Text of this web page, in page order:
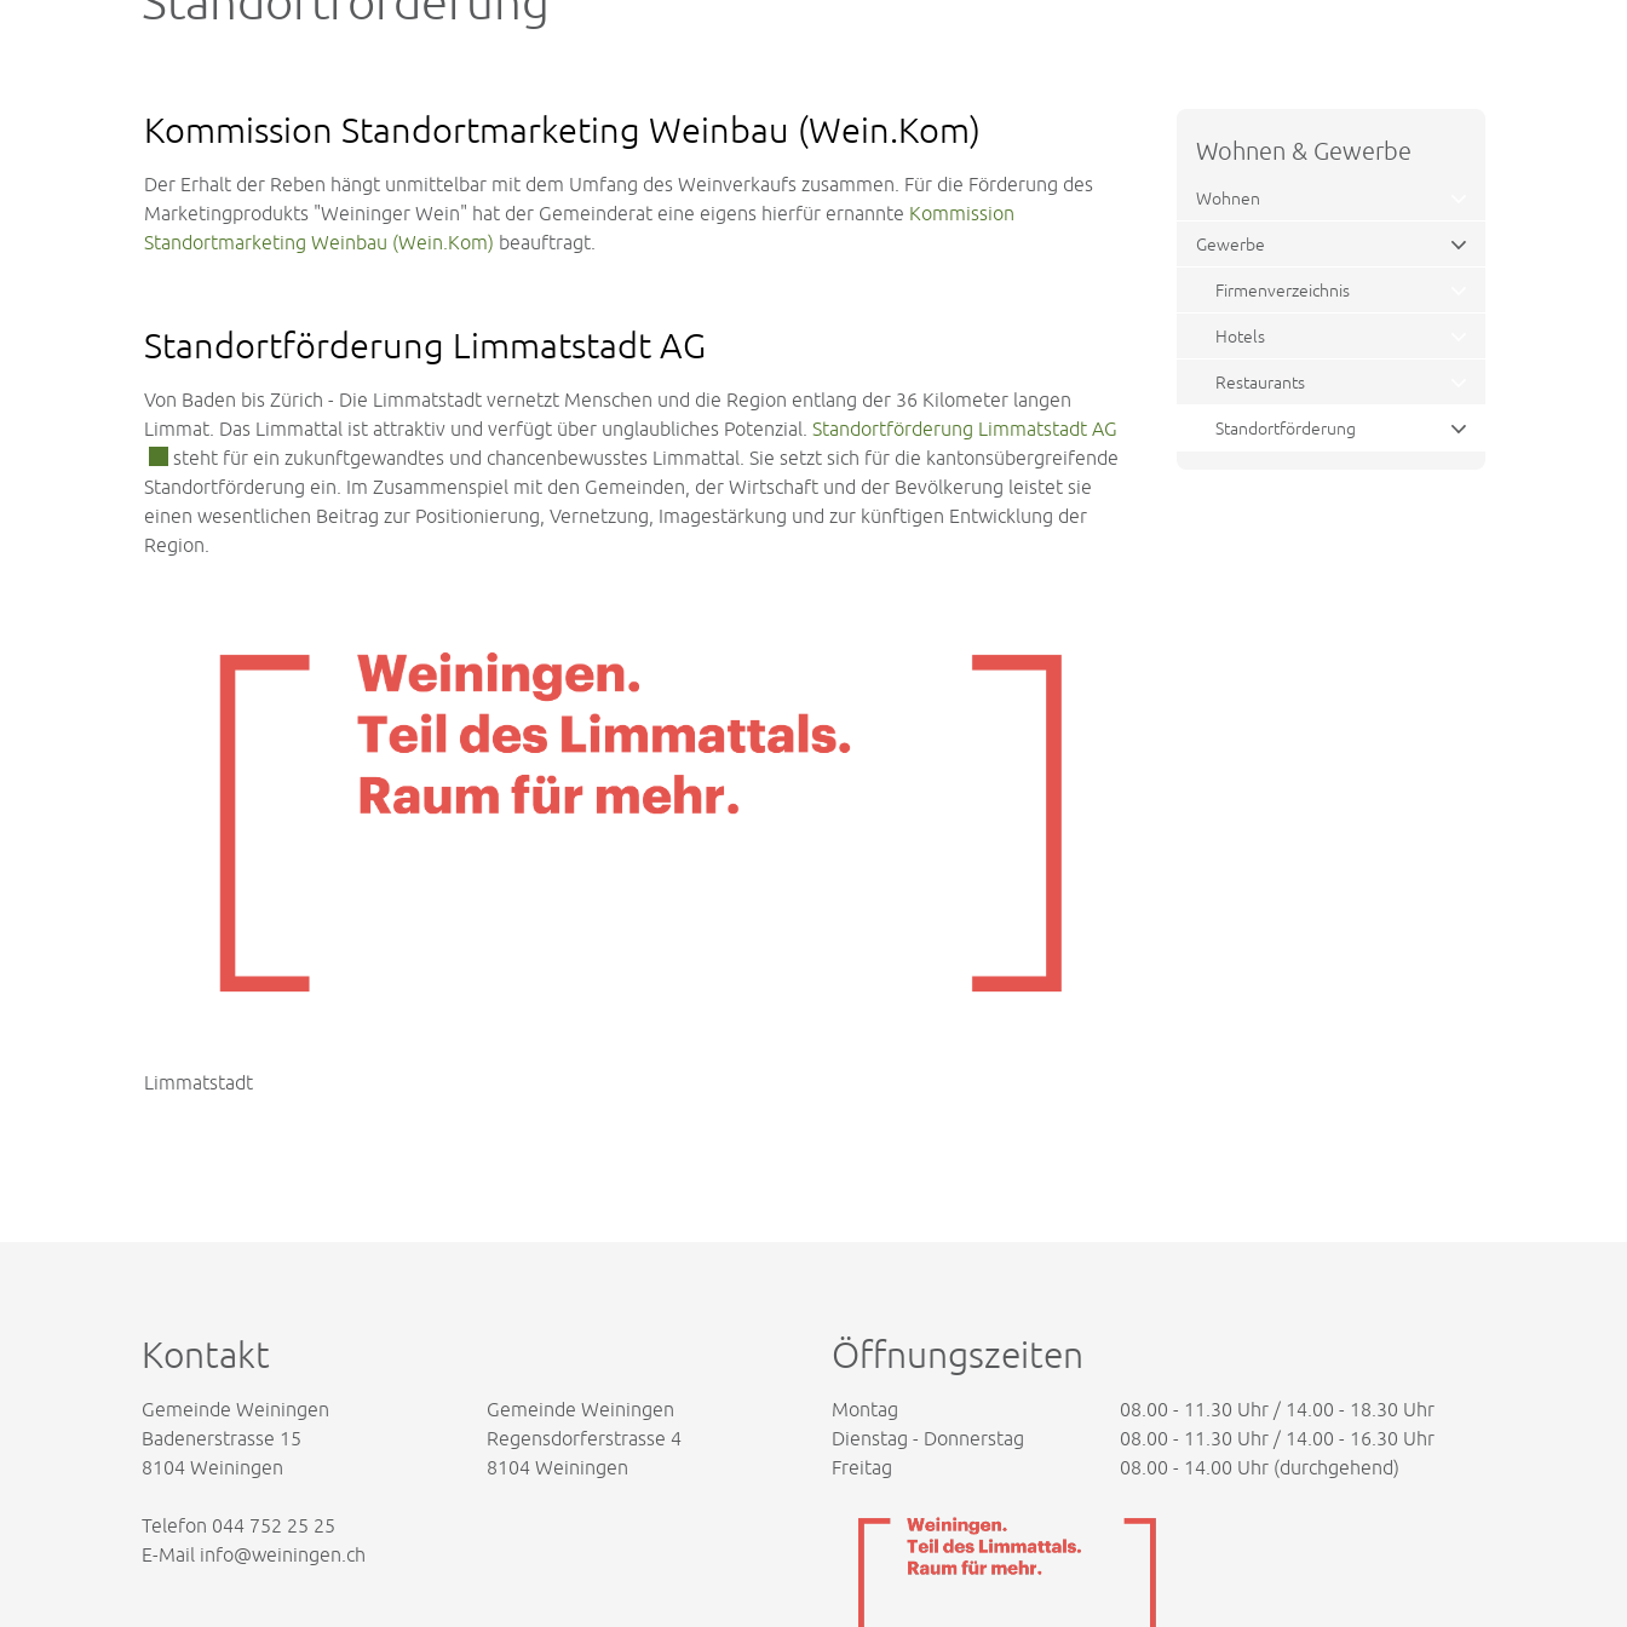
Wohnen & Gewerbe
Wohnen
Gewerbe
Firmenverzeichnis
Hotels
Restaurants
Standortförderung
Kommission Standortmarketing Weinbau (Wein.Kom)
Der Erhalt der Reben hängt unmittelbar mit dem Umfang des Weinverkaufs zusammen. Für die Förderung des
Marketingprodukts "Weininger Wein" hat der Gemeinderat eine eigens hierfür ernannte Kommission
Standortmarketing Weinbau (Wein.Kom) beauftragt.
Standortförderung Limmatstadt AG
Von Baden bis Zürich - Die Limmatstadt vernetzt Menschen und die Region entlang der 36 Kilometer langen
Limmat. Das Limmattal ist attraktiv und verfügt über unglaubliches Potenzial. Standortförderung Limmatstadt AG Externer Link wird in einem neuen Fenster geöffnet.
steht für ein zukunftgewandtes und chancenbewusstes Limmattal. Sie setzt sich für die kantonsübergreifende
Standortförderung ein. Im Zusammenspiel mit den Gemeinden, der Wirtschaft und der Bevölkerung leistet sie
einen wesentlichen Beitrag zur Positionierung, Vernetzung, Imagestärkung und zur künftigen Entwicklung der
Region.
Limmatstadt
Kontakt
Gemeinde Weiningen
Badenerstrasse 15
8104 Weiningen
Telefon 044 752 25 25
E-Mail info@weiningen.ch
Gemeinde Weiningen
Regensdorferstrasse 4
8104 Weiningen
Öffnungszeiten
Montag
08.00 - 11.30 Uhr / 14.00 - 18.30 Uhr
Dienstag - Donnerstag
08.00 - 11.30 Uhr / 14.00 - 16.30 Uhr
Freitag
08.00 - 14.00 Uhr (durchgehend)